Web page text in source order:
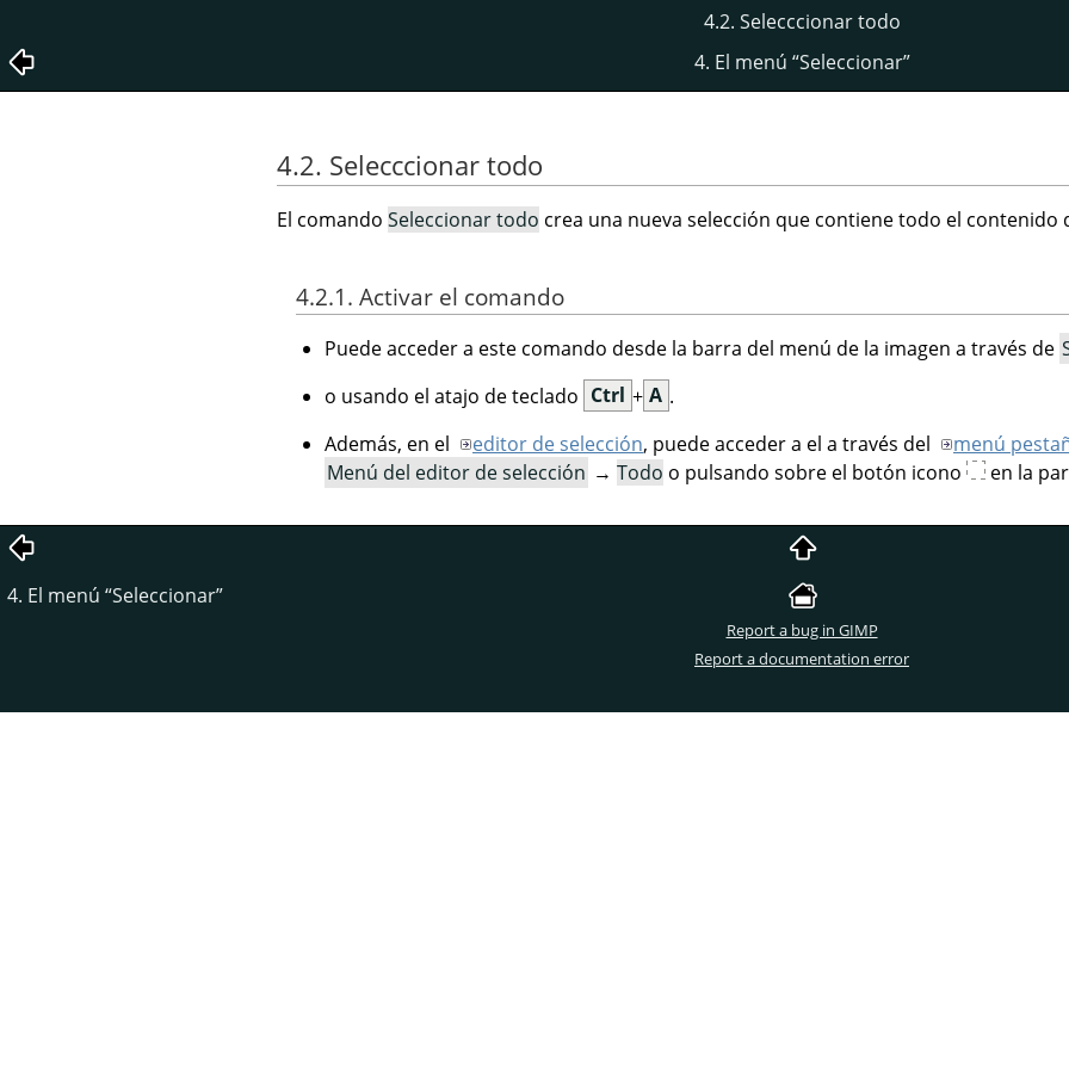
4.2. Selecccionar todo
4. El menú “Seleccionar”
4.2. Selecccionar todo
El comando Seleccionar todo crea una nueva selección que contiene todo el contenido
4.2.1. Activar el comando
Puede acceder a este comando desde la barra del menú de la imagen a través de
o usando el atajo de teclado Ctrl + A .
Además, en el
editor de selección, puede acceder a el a través del menú
Menú del editor de selección → Todo o pulsando sobre el botón icono en la
4. El menú “Seleccionar”
Report a bug in GIMP
Report a documentation error